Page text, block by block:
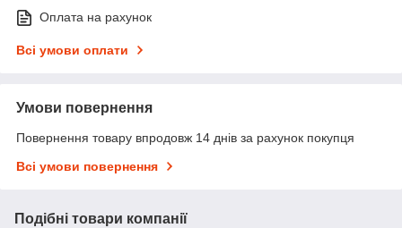
Оплата на рахунок
Всі умови оплати
Умови повернення
Повернення товару впродовж 14 днів за рахунок покупця
Всі умови повернення
Подібні товари компанії